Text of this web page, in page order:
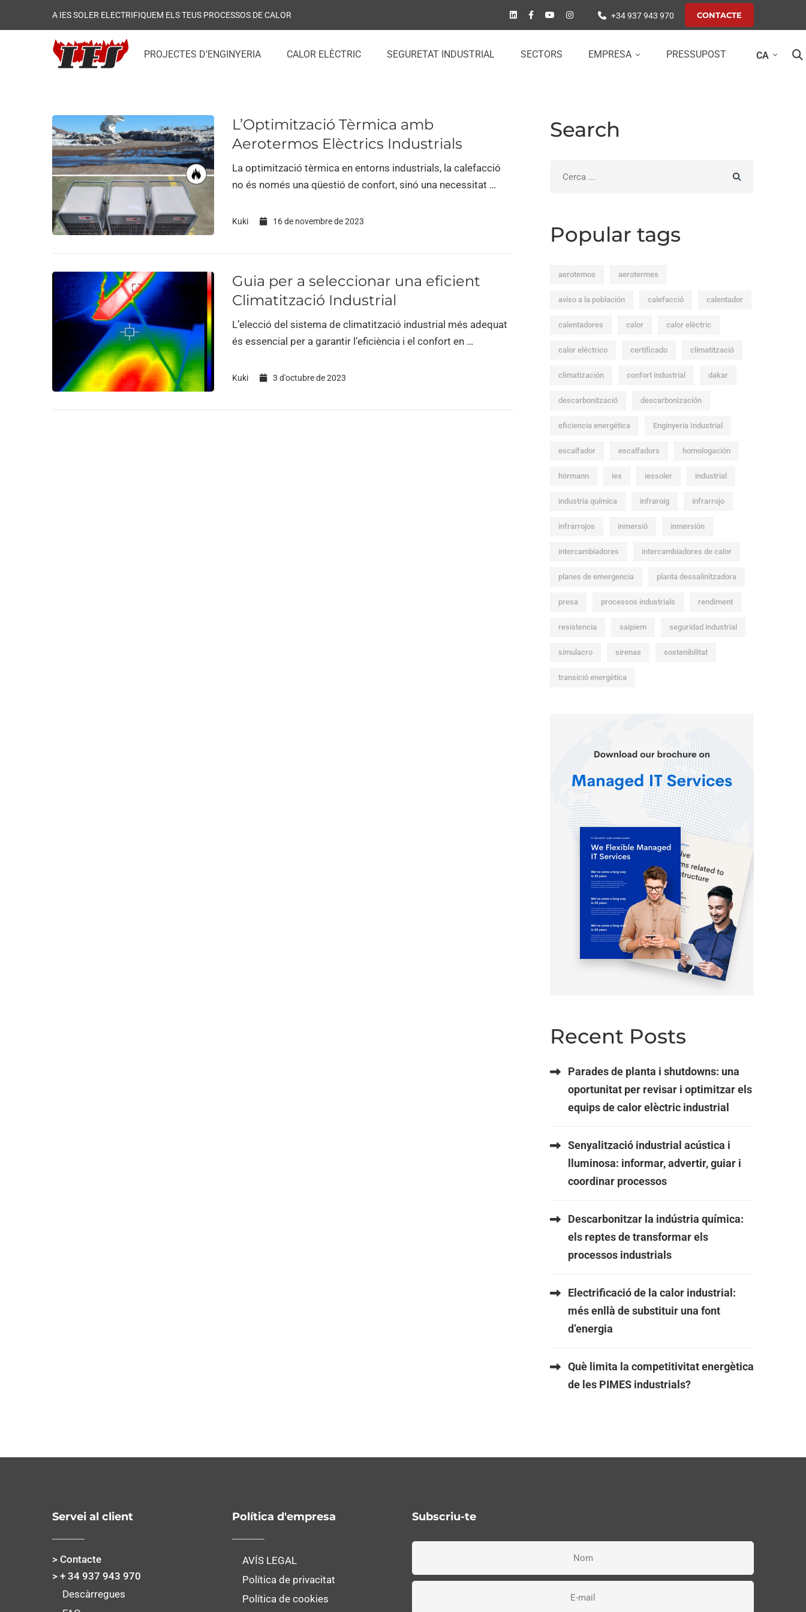
A IES SOLER ELECTRIFIQUEM ELS TEUS PROCESSOS DE CALOR +34 937 943 970 CONTACTE
PROJECTES D’ENGINYERIA CALOR ELÈCTRIC SEGURETAT INDUSTRIAL SECTORS EMPRESA PRESSUPOST CA
L’Optimització Tèrmica amb
Aerotermos Elèctrics Industrials
La optimització tèrmica en entorns industrials, la calefacció
no és només una qüestió de confort, sinó una necessitat …
Kuki 16 de novembre de 2023
Guia per a seleccionar una eficient
Climatització Industrial
L’elecció del sistema de climatització industrial més adequat
és essencial per a garantir l’eficiència i el confort en …
Kuki 3 d'octubre de 2023
Search
Popular tags
aerotemos aerotermes
aviso a la población calefacció calentador
calentadores calor calor elèctric
calor eléctrico certificado climatització
climatización confort industrial dakar
descarbonització descarbonización
eficiencia energética Enginyeria Industrial
escalfador escalfadors homologación
hörmann ies iessoler industrial
industria química infraroig infrarrojo
infrarrojos inmersió inmersión
intercambiadores intercambiadores de calor
planes de emergencia planta dessalinitzadora
presa processos industrials rendiment
resistencia saipiem seguridad industrial
simulacro sirenas sostenibilitat
transició energètica
Recent Posts
Parades de planta i shutdowns: una
oportunitat per revisar i optimitzar els
equips de calor elèctric industrial
Senyalització industrial acústica i
lluminosa: informar, advertir, guiar i
coordinar processos
Descarbonitzar la indústria química:
els reptes de transformar els
processos industrials
Electrificació de la calor industrial:
més enllà de substituir una font
d’energia
Què limita la competitivitat energètica
de les PIMES industrials?
Servei al client
> Contacte
> + 34 937 943 970
Descàrregues
Política d'empresa
AVÍS LEGAL
Política de privacitat
Política de cookies
Subscriu-te